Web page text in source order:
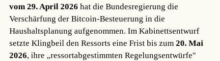
vom 29. April 2026 hat die Bundesregierung die
Verschärfung der Bitcoin-Besteuerung in die
Haushaltsplanung aufgenommen. Im Kabinettsentwurf
setzte Klingbeil den Ressorts eine Frist bis zum20. Mai
2026, ihre „ressortabgestimmten Regelungsentwürfe"